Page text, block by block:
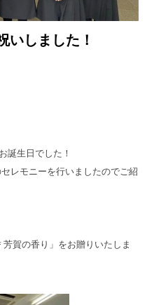
いしました！
誕生日でした！
レモニーを行いましたのでご紹
賀の香り」をお贈りいたしま